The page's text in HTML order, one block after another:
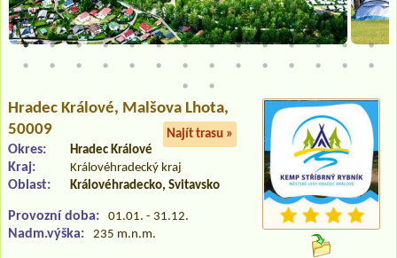
Hradec Králové, Malšova Lhota,
50009
Najít trasu »
Okres: Hradec Králové
Kraj: Královéhradecký kraj
Oblast: Královéhradecko, Svitavsko
Provozní doba: 01.01. - 31.12.
Nadm.výška: 235 m.n.m.